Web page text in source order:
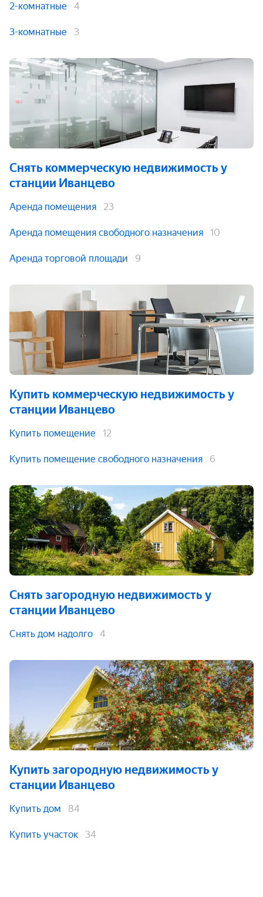
2-комнатные 4
3-комнатные 3
Снять коммерческую недвижимость у
станции Иванцево
Аренда помещения 23
Аренда помещения свободного назначения 10
Аренда торговой площади 9
Купить коммерческую недвижимость у
станции Иванцево
Купить помещение 12
Купить помещение свободного назначения 6
Снять загородную недвижимость у
станции Иванцево
Снять дом надолго 4
Купить загородную недвижимость у
станции Иванцево
Купить дом 84
Купить участок 34